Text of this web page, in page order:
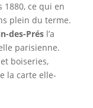
1880, ce qui en
plein du terme.
des-Prés l’a
parisienne.
boiseries,
la carte elle-